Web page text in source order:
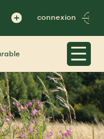
connexion